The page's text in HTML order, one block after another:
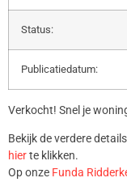
Status:
Publicatiedatum:
Verkocht! Snel je
Bekijk de verdere
hierte klikken.
Op onze Funda